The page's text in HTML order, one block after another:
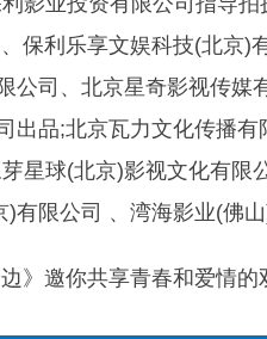
保利乐享文娱科技(北京)
公司、北京星奇影视传
出品;北京瓦力文化传播
星球(北京)影视文化有
有限公司 、湾海影业(佛
邀你共享青春和爱情的